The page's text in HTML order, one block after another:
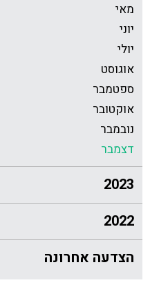
מאי
יוני
יולי
אוגוסט
ספטמבר
אוקטובר
נובמבר
דצמבר
2023
2022
הצדעה אחרונה